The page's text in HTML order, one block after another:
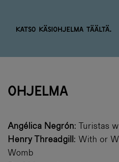
Katso käsiohjelma täältä.
OHJELMA
Angélica Negrón: Turistas
Henry Threadgill: With or
Womb